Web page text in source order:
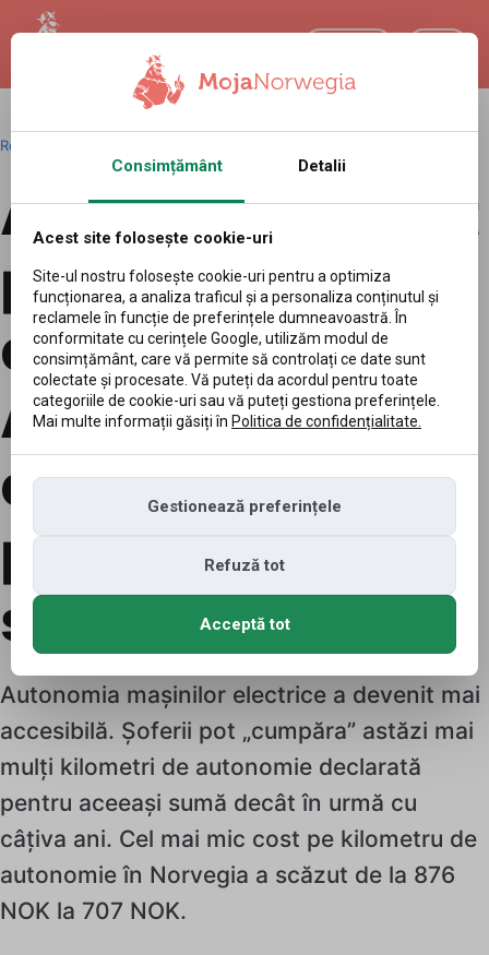
Română
Așa s-a schimbat
piața mașinilor
electrice.
Autonomia a
crescut, costul
pe kilometru a
scăzut
Autonomia mașinilor electrice a devenit mai
accesibilă. Șoferii pot „cumpăra” astăzi mai
mulți kilometri de autonomie declarată
pentru aceeași sumă decât în urmă cu
câțiva ani. Cel mai mic cost pe kilometru de
autonomie în Norvegia a scăzut de la 876
NOK la 707 NOK.
Consimțământ Detalii
Acest site folosește cookie-uri
Site-ul nostru folosește cookie-uri pentru a optimiza
funcționarea, a analiza traficul și a personaliza conținutul și
reclamele în funcție de preferințele dumneavoastră. În
conformitate cu cerințele Google, utilizăm modul de
consimțământ, care vă permite să controlați ce date sunt
colectate și procesate. Vă puteți da acordul pentru toate
categoriile de cookie-uri sau vă puteți gestiona preferințele.
Mai multe informații găsiți în Politica de confidențialitate.
Gestionează preferințele
Refuză tot
Acceptă tot